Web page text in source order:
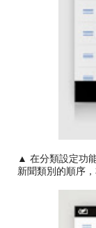
▲ 在分類設定功
新聞類別的順序